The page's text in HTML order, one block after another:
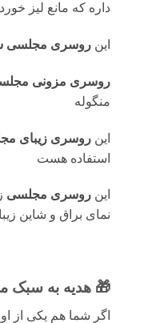
داره که مانع لیز
این روسری مجلسی
روسری مزونی
منگوله
این روسری زیبای
استفاده هست
این روسری مجلسی
نمای براق و شاین
🎁 هدیه به سبک
اگر شما هم یکی از